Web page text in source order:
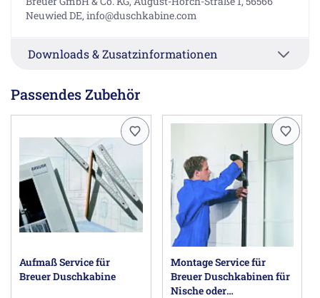
Neuwied DE, info@duschkabine.com
Downloads & Zusatzinformationen
Passendes Zubehör
Aufmaß Service für
Breuer Duschkabine
Montage Service für
Breuer Duschkabinen für
Nische oder